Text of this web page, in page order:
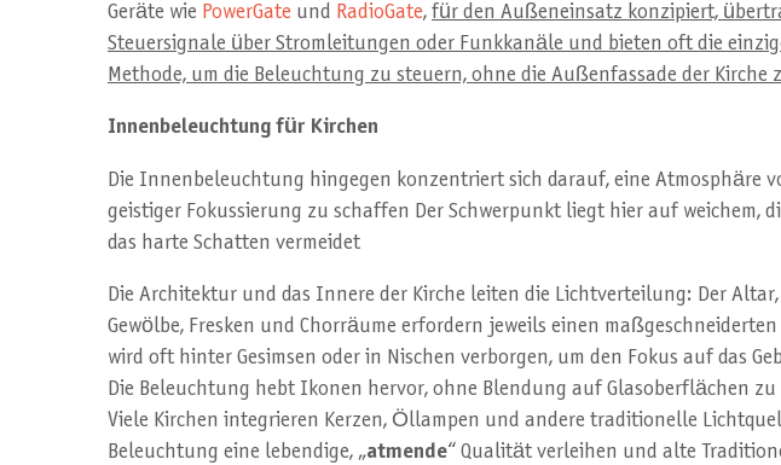
Geräte wie PowerGate und RadioGate, für den Außeneinsatz konzipiert,
Steuersignale über Stromleitungen oder Funkkanäle und bieten oft die
Methode, um die Beleuchtung zu steuern, ohne die Außenfassade der Kirche
Innenbeleuchtung für Kirchen
Die Innenbeleuchtung hingegen konzentriert sich darauf, eine Atmosphäre
geistiger Fokussierung zu schaffen Der Schwerpunkt liegt hier auf weichem,
das harte Schatten vermeidet
Die Architektur und das Innere der Kirche leiten die Lichtverteilung: Der
Gewölbe, Fresken und Chorräume erfordern jeweils einen
wird oft hinter Gesimsen oder in Nischen verborgen, um den Fokus auf das
Die Beleuchtung hebt Ikonen hervor, ohne Blendung auf Glasoberflächen zu
Viele Kirchen integrieren Kerzen, Öllampen und andere traditionelle
Beleuchtung eine lebendige, „atmende“ Qualität verleihen und alte